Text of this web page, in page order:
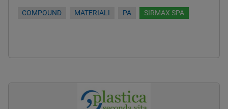
COMPOUND MATERIALI PA SIRMAX SPA